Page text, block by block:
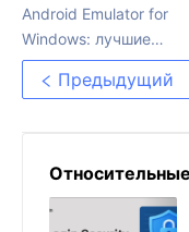
Android Emulator for
Windows: лучшие
варианты по задачам
2026 году
Предыдущий